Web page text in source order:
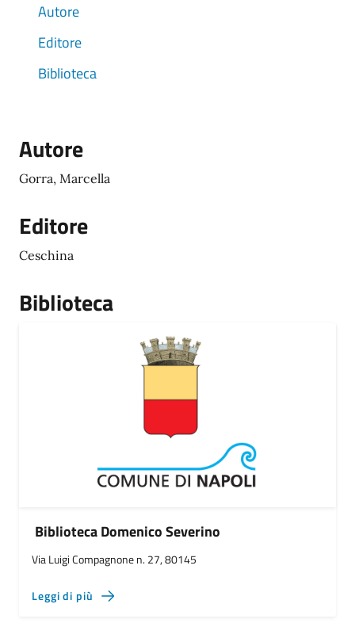
Autore
Editore
Biblioteca
Autore
Gorra, Marcella
Editore
Ceschina
Biblioteca
Biblioteca Domenico Severino
Via Luigi Compagnone n. 27, 80145
Leggi di più